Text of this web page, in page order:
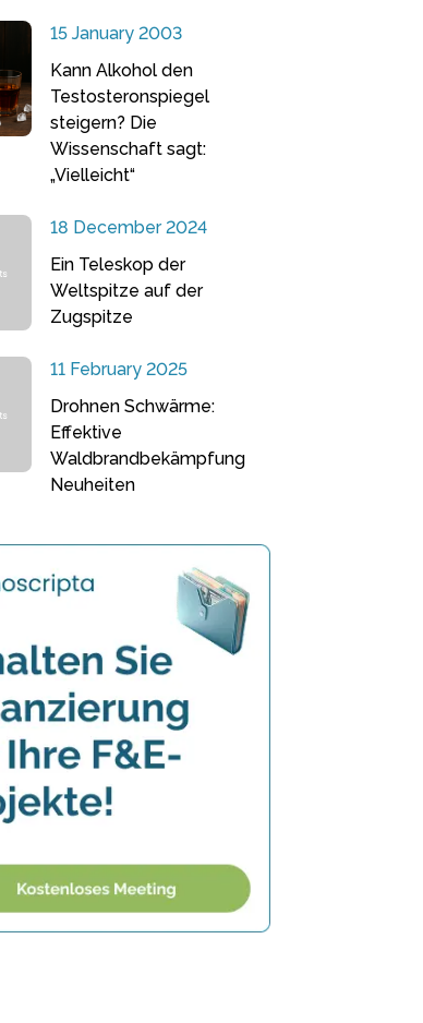
15 January 2003
Kann Alkohol den
Testosteronspiegel
steigern? Die
Wissenschaft sagt:
„Vielleicht“
18 December 2024
Ein Teleskop der
Weltspitze auf der
Zugspitze
11 February 2025
Drohnen Schwärme:
Effektive
Waldbrandbekämpfung
Neuheiten